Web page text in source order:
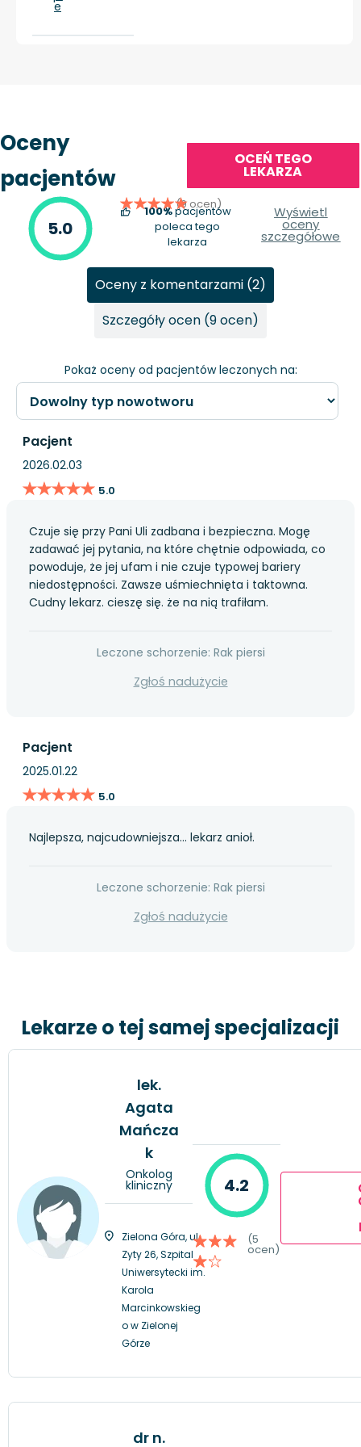
e
Oceny
pacjentów
OCEŃ TEGO
LEKARZA
5.0
(9 ocen)
100%pacjentów
poleca tego
lekarza
Wyświetl
oceny
szczegółowe
Pokaż oceny od pacjentów leczonych na:
Oceny z komentarzami (2)
Szczegóły ocen (9 ocen)
Pacjent
2026.02.03
★★★★★
★★★★★ 5.0
Czuje się przy Pani Uli zadbana i bezpieczna. Mogę
zadawać jej pytania, na które chętnie odpowiada, co
powoduje, że jej ufam i nie czuje typowej bariery
niedostępności. Zawsze uśmiechnięta i taktowna.
Cudny lekarz. cieszę się. że na nią trafiłam.
Leczone schorzenie: Rak piersi
Zgłoś nadużycie
Pacjent
2025.01.22
★★★★★
★★★★★ 5.0
Najlepsza, najcudowniejsza... lekarz anioł.
Leczone schorzenie: Rak piersi
Zgłoś nadużycie
Lekarze o tej samej specjalizacji
lek.
Agata
Mańcza
k
Onkolog
kliniczny
Zielona Góra, ul.
Zyty 26, Szpital
Uniwersytecki im.
Karola
Marcinkowskieg
o w Zielonej
Górze
4.2
(5
ocen)
dr n.